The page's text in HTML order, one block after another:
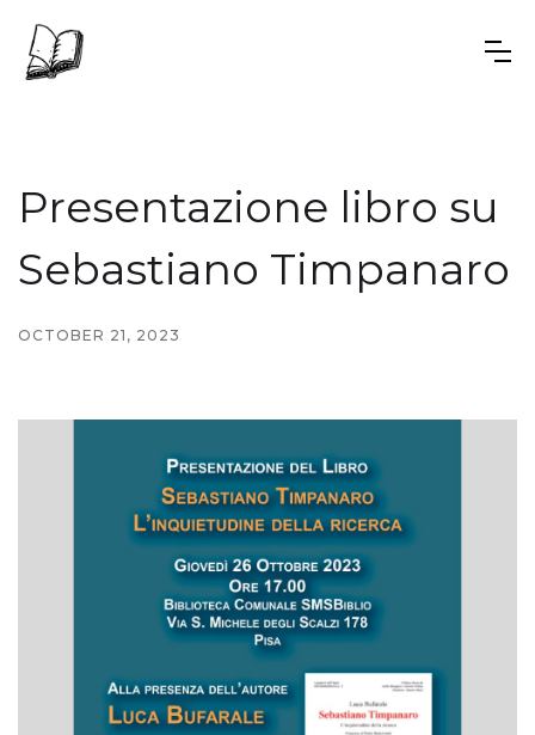
Presentazione libro su
Sebastiano Timpanaro
OCTOBER 21, 2023